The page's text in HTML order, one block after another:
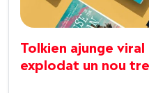
Tolkien ajunge viral
explodat un nou